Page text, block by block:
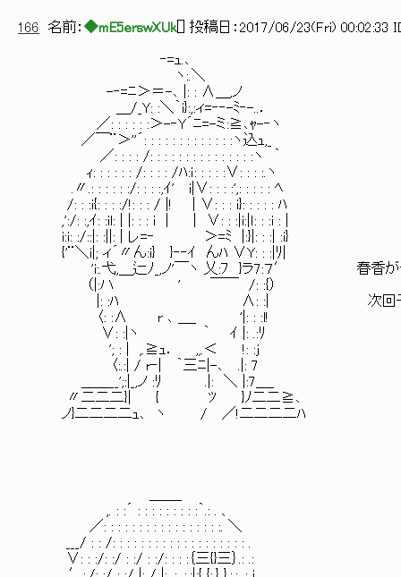
166 名前： ◆mE5erswXUk[ ] 投稿日： 2017/06/23(Fri) 00:02:33
‐=ｭ.､
ヽ:.＼
-‐=ﾆ＞＝-､ |: : ∧＿,ノ
＿/_Y: :＼｀i}:,:ィ=‐‐-ﾐ‐-..．
／: : : : : :＞-‐Y´ﾆ=-ミ:≧､ｬ-‐ヽ
／￣¨＞''´: : : : : : : : : : : : :ヽ込ｭ,_
／: : : : /: : : : : : : : : : : : : : :ヽ ｀
ｨ: : : : : : /: : : : /ﾊ:ｉ: : : : :∨: : : :.ヽ
.〃.: : : : : :/: : : :,ｲ' i|∨: : : :',: : : : : ﾍ
/: : :i{: : : :/!: : : / |! | ∨: : : i}: : : : : ﾊ
,':/: :,ｲ: :il: | |: : : i | | ∨: : :|i:|ｌ: : :i : |
i:i: :/::|: :||: | レ=‐ ＞=ﾐ |:}|: : :| :i}
{'¨＼i|; ィ´〃ん:i} }‐‐ｲ んﾊ ∨Y: : :|ﾘ|
'i:.弋,＿辷ﾉ_,ノ'￣ヽ 乂:ﾌ }ラ7:７′ 春香がそこ
（|:ハ ' ￣￣ /: :{）
|: :ﾊ ∧: :| 次回予告には、なにか
〈: :∧ r ､ ＿_ '|: : :l!
∨: :|ヽ ｀ ｲ |: .:ﾘ
'; : | ,.≧ｭ． ,,.＜ !: :j
〈:.:| / r‐| ｀三ﾆ|-､ .|: 7
＿＿__';:|_,ノ :ﾘ .|: ＼ |:7＿_
〃二二二}| { ﾂ }ﾉ二二≧､
ノ}二二二二ｭ､ ヽ / ／!二二二二ﾊ
,. : :´ : : : : : : : : :｀.: . 、
／: : : : : : : : : : : : : : : : :. ＼
___/ : : /: : : : : : : : : : : : : : : : : : : .
∨: : :/: :/ : :/ : :/: : : :｛三{}三｝.: .: